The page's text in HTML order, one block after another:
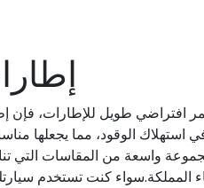
طويل للإطارات، فإن
في استهلاك الوقود، مما
واسعة من المقاسات التي
كنت تستخدم سيارتك